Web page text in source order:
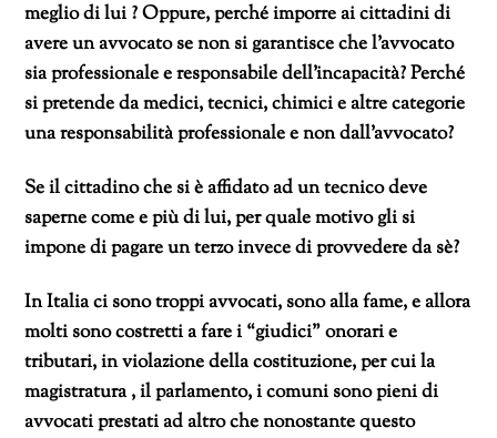
meglio di lui ? Oppure, perché imporre ai cittadini di
avere un avvocato se non si garantisce che l’avvocato
sia professionale e responsabile dell’incapacità? Perché
si pretende da medici, tecnici, chimici e altre categorie
una responsabilità professionale e non dall’avvocato?
Se il cittadino che si è affidato ad un tecnico deve
saperne come e più di lui, per quale motivo gli si
impone di pagare un terzo invece di provvedere da sè?
In Italia ci sono troppi avvocati, sono alla fame, e allora
molti sono costretti a fare i “giudici” onorari e
tributari, in violazione della costituzione, per cui la
magistratura , il parlamento, i comuni sono pieni di
avvocati prestati ad altro che nonostante questo